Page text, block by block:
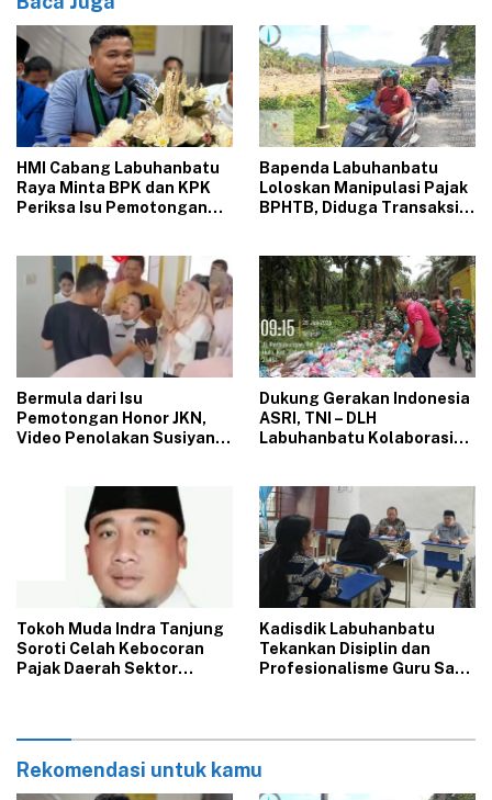
‎HMI Cabang Labuhanbatu
Raya Minta BPK dan KPK
Periksa Isu Pemotongan
‎Bapenda Labuhanbatu
Loloskan Manipulasi Pajak
BPHTB, Diduga Transaksi
‎Bermula dari Isu
Pemotongan Honor JKN,
Video Penolakan Susiyani
‎Dukung Gerakan Indonesia
ASRI, TNI – DLH
Labuhanbatu Kolaborasi
‎Tokoh Muda Indra Tanjung
Soroti Celah Kebocoran
Pajak Daerah Sektor
‎Kadisdik Labuhanbatu
Tekankan Disiplin dan
Profesionalisme Guru Saat
Rekomendasi untuk kamu